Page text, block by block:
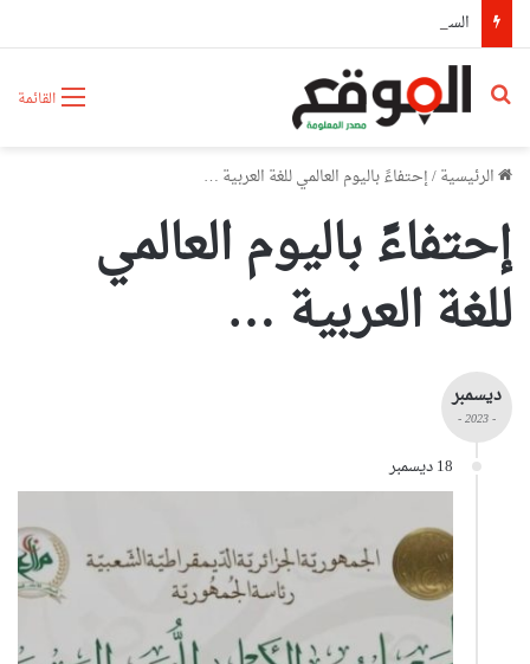
القائمة بحث عن
الرئيسية/إحتفاءً باليوم العالمي للغة العربية …
إحتفاءً باليوم العالمي
للغة العربية …
ديسمبر
- 2023 -
18 ديسمبر